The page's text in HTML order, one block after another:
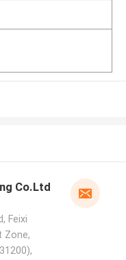
Co.Ltd
Feixi
Zone,